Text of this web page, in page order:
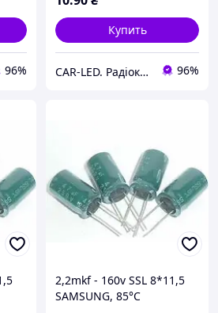
96%
Купить
CAR-LED. Радіокомпоненти та LED освітлення. 96%
2,2mkf - 160v SSL 8*11,5
SAMSUNG, 85°C